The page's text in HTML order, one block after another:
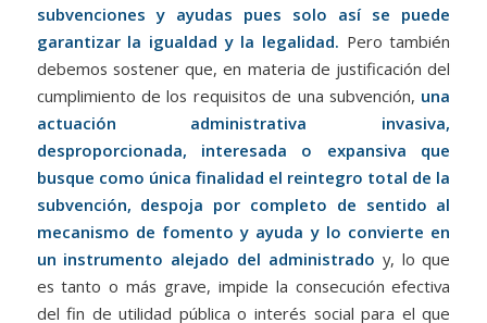
subvenciones y ayudas pues solo así se puede
garantizar la igualdad y la legalidad. Pero también
debemos sostener que, en materia de justificación del
cumplimiento de los requisitos de una subvención, una
actuación administrativa invasiva,
desproporcionada, interesada o expansiva que
busque como única finalidad el reintegro total de la
subvención, despoja por completo de sentido al
mecanismo de fomento y ayuda y lo convierte en
un instrumento alejado del administrado y, lo que
es tanto o más grave, impide la consecución efectiva
del fin de utilidad pública o interés social para el que